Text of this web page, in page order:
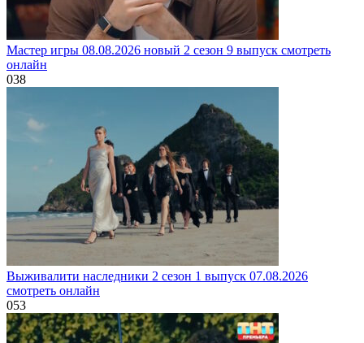
Мастер игры 08.08.2026 новый 2 сезон 9 выпуск смотреть
онлайн
038
Выживалити наследники 2 сезон 1 выпуск 07.08.2026
смотреть онлайн
053